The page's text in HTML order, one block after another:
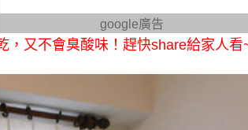
google廣告
，又不會臭酸味！趕快share給家人看